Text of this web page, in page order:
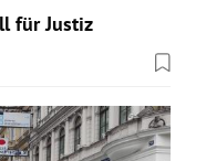
für Justiz